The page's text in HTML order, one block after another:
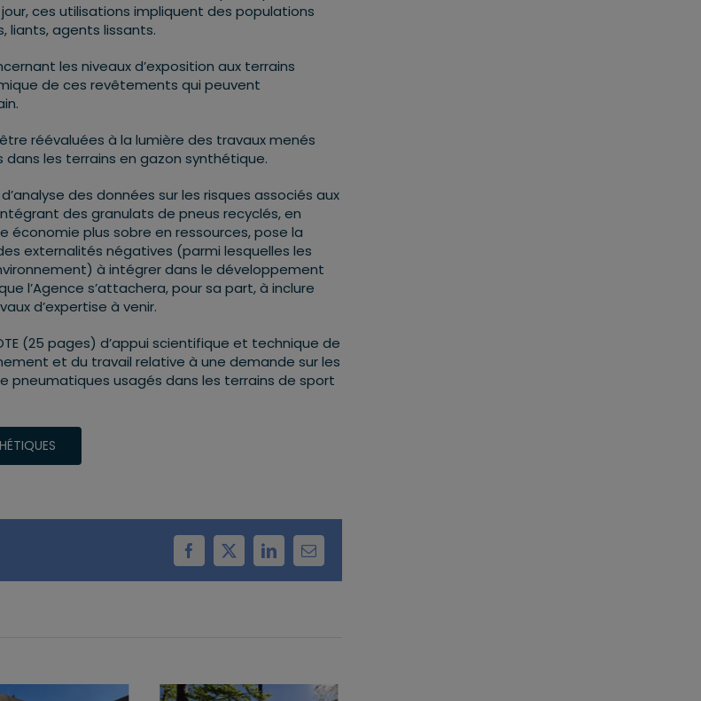
ces utilisations impliquent des populations
liants, agents lissants.
les niveaux d’exposition aux terrains
de ces revêtements qui peuvent
réévaluées à la lumière des travaux menés
les terrains en gazon synthétique.
des données sur les risques associés aux
des granulats de pneus recyclés, en
économie plus sobre en ressources, pose la
externalités négatives (parmi lesquelles les
à intégrer dans le développement
l’Agence s’attachera, pour sa part, à inclure
d’expertise à venir.
(25 pages) d’appui scientifique et technique de
et du travail relative à une demande sur les
pneumatiques usagés dans les terrains de sport
Facebook
X LinkedInEmail